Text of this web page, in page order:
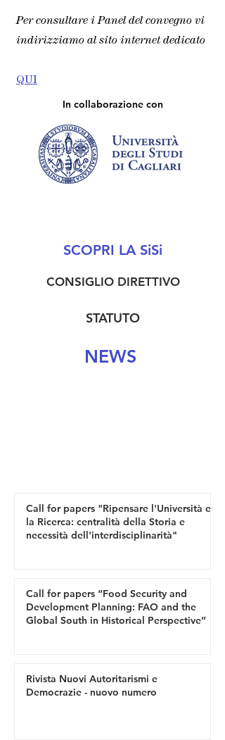
Per consultare i Panel del convegno vi
indirizziamo al sito internet dedicato
QUI
In collaborazione con
SCOPRI LA SiSi
CONSIGLIO DIRETTIVO
STATUTO
NEWS
Call for papers "Ripensare l'Università e
la Ricerca: centralità della Storia e
necessità dell'interdisciplinarità"
Call for papers “Food Security and
Development Planning: FAO and the
Global South in Historical Perspective”
Rivista Nuovi Autoritarismi e
Democrazie - nuovo numero